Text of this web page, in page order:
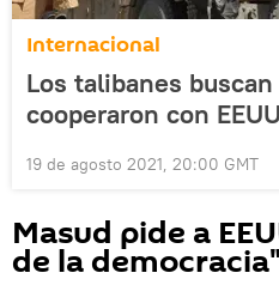
Internacional
Los talibanes
cooperaron con
19 de agosto 2021, 20:00 GMT
Masud pide a
de la democracia"